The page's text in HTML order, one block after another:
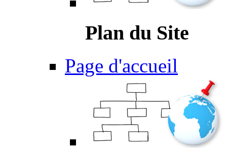
Plan du Site
Page d'accueil